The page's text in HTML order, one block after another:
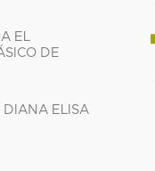
EL
DE
DIANA ELISA